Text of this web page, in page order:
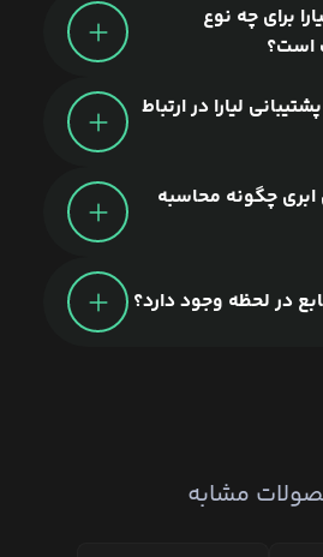
برای چه نوع
است؟
لیارا در ارتباط
چگونه محاسبه
در لحظه وجود دارد؟
مشابه